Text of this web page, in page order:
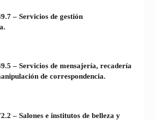
– Servicios de gestión
– Servicios de mensajería, recadería
de correspondencia.
– Salones e institutos de belleza y